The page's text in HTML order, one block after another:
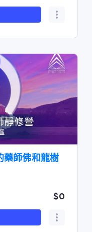
藥師佛和龍樹
$0